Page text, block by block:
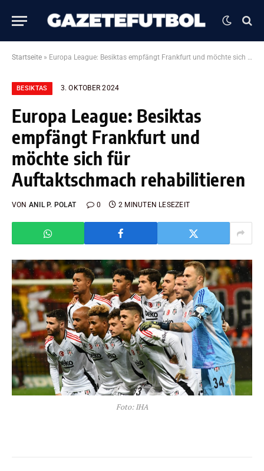
Startseite » Europa League: Besiktas empfängt Frankfurt und möchte sich für Auftaktschmach rehabilitieren
BESIKTAS 3. OKTOBER 2024
Europa League: Besiktas
empfängt Frankfurt und
möchte sich für
Auftaktschmach rehabilitieren
VON ANIL P. POLAT 0 2 MINUTEN LESEZEIT
Foto: IHA